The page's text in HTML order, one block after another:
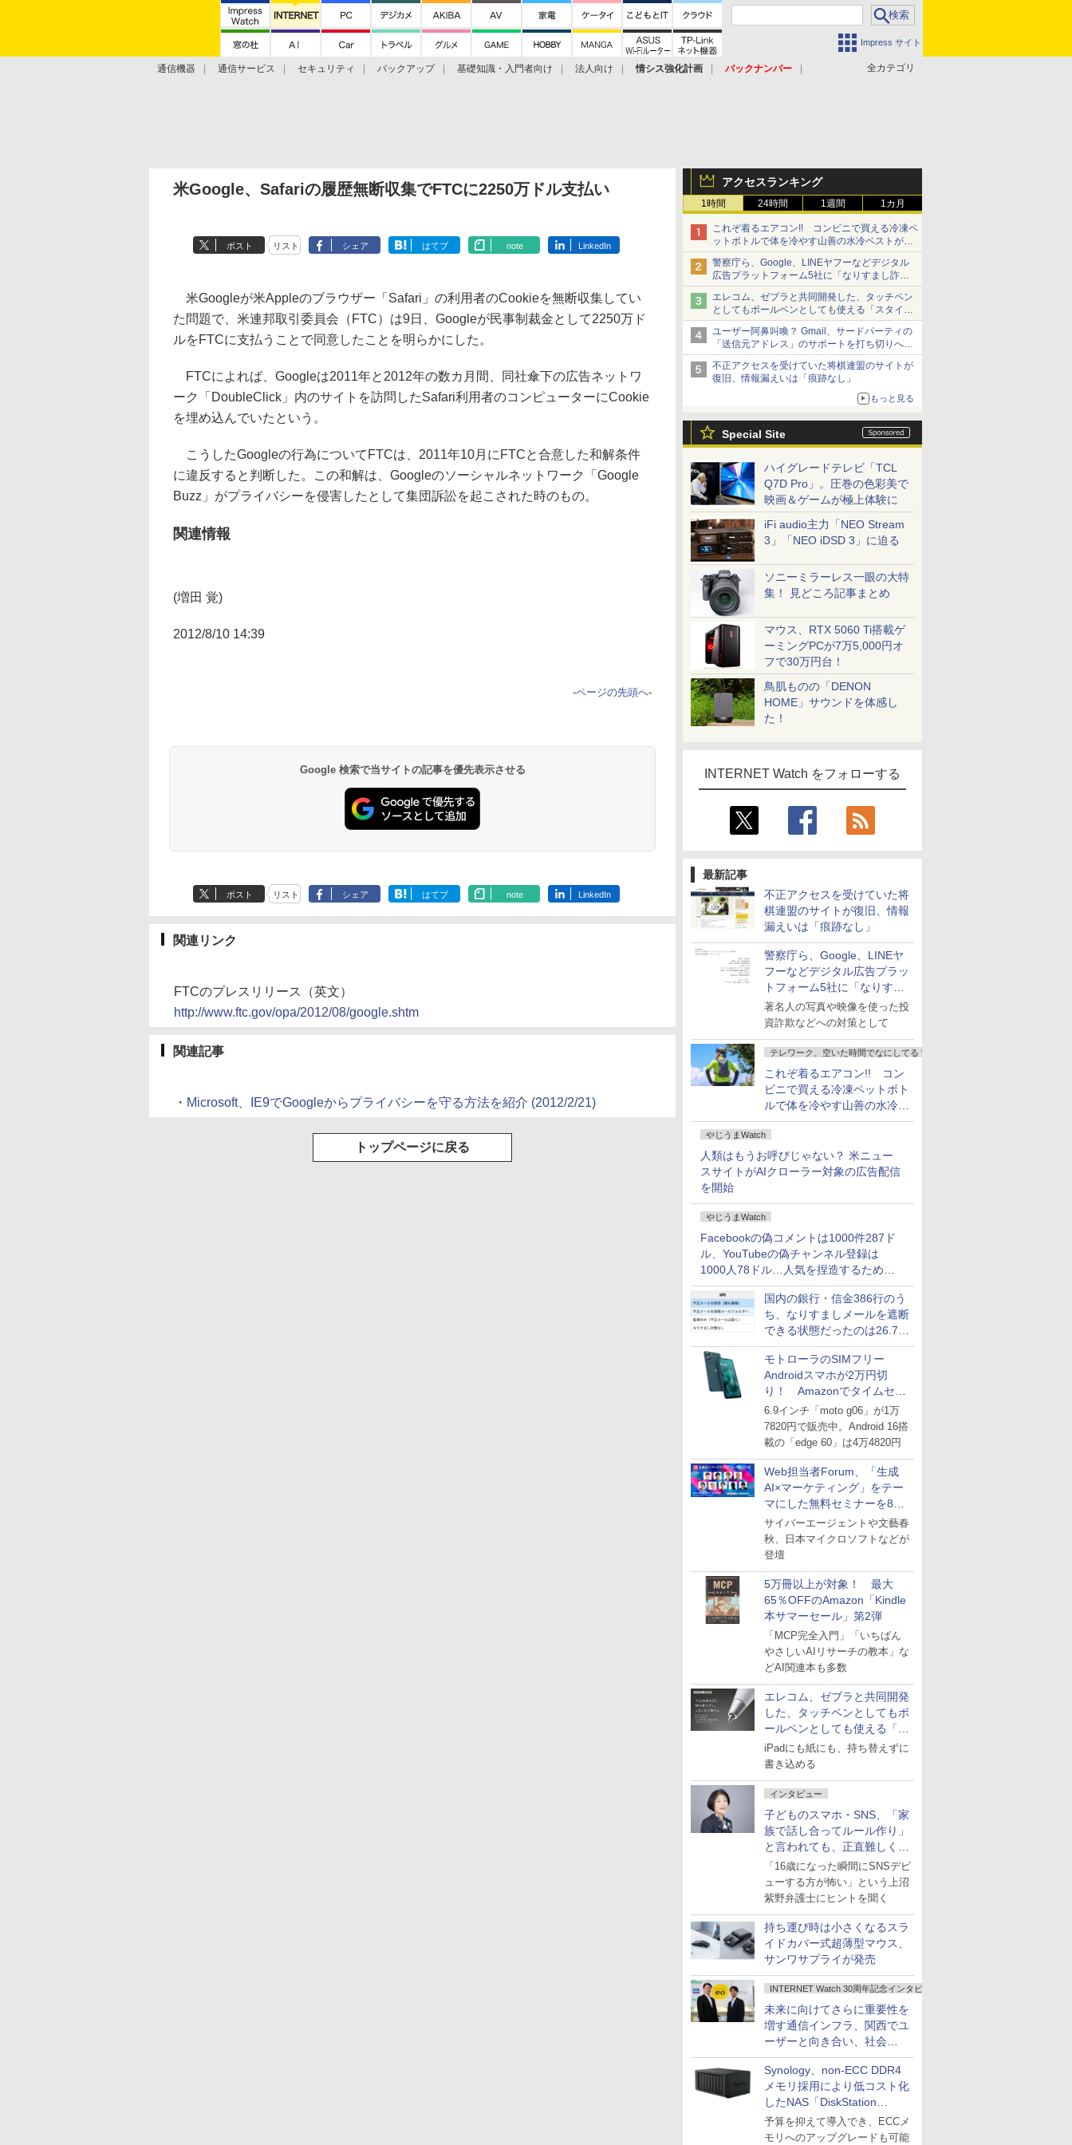
Impress サイト
全カテゴリ
通信機器 通信サービス セキュリティ バックアップ 基礎知識・入門者向け 法人向け 情シス強化計画
バックナンバー
アクセスランキング
1時間 24時間 1週間 1カ月
これぞ着るエアコン!! コンビニで買える冷凍ペ
ットボトルで体を冷やす山善の水冷ベストがロ
ードバイクにちょうどいい【ぼっち・ざ・ろー
ど！その14】【空いた時間でなにしてる？】
警察庁ら、Google、LINEヤフーなどデジタル
広告プラットフォーム5社に「なりすまし詐欺
広告」対策強化を要請 著名人の写真や映像を
使った投資詐欺などへの対策として
エレコム、ゼブラと共同開発した、タッチペン
としてもボールペンとしても使える「スタイラ
スツーウェイ」発売 iPadにも紙にも、持ち替
えずに書き込める
ユーザー阿鼻叫喚？ Gmail、サードパーティの
「送信元アドレス」のサポートを打ち切りへ
【やじうまWatch】
不正アクセスを受けていた将棋連盟のサイトが
復旧、情報漏えいは「痕跡なし」
もっと見る
Special Site
ハイグレードテレビ「TCL
Q7D Pro」。圧巻の色彩美で
映画＆ゲームが極上体験に
iFi audio主力「NEO Stream
3」「NEO iDSD 3」に迫る
ソニーミラーレス一眼の大特
集！ 見どころ記事まとめ
マウス、RTX 5060 Ti搭載ゲ
ーミングPCが7万5,000円オ
フで30万円台！
鳥肌ものの「DENON
HOME」サウンドを体感し
た！
INTERNET Watch をフォローする
最新記事
不正アクセスを受けていた将
棋連盟のサイトが復旧、情報
漏えいは「痕跡なし」
警察庁ら、Google、LINEヤ
フーなどデジタル広告プラッ
トフォーム5社に「なりすま
し詐欺広告」対策強化を要請
著名人の写真や映像を使った投
資詐欺などへの対策として
テレワーク、空いた時間でなにしてる？
これぞ着るエアコン!! コン
ビニで買える冷凍ペットボト
ルで体を冷やす山善の水冷ベ
ストがロードバイクにちょう
どいい【ぼっち・ざ・ろー
ど！その14】
やじうまWatch
人類はもうお呼びじゃない？ 米ニュー
スサイトがAIクローラー対象の広告配信
を開始
やじうまWatch
Facebookの偽コメントは1000件287ド
ル、YouTubeの偽チャンネル登録は
1000人78ドル…人気を捏造するための
価格リストが公開中
国内の銀行・信金386行のう
ち、なりすましメールを遮断
できる状態だったのは26.7％
にとどまる～GMOブランド
セキュリティ調査
モトローラのSIMフリー
Androidスマホが2万円切
り！ Amazonでタイムセー
ル
6.9インチ「moto g06」が1万
7820円で販売中。Android 16搭
載の「edge 60」は4万4820円
Web担当者Forum、「生成
AI×マーケティング」をテー
マにした無料セミナーを8月
27日にオンライン開催
サイバーエージェントや文藝春
秋、日本マイクロソフトなどが
登壇
5万冊以上が対象！ 最大
65％OFFのAmazon「Kindle
本サマーセール」第2弾
「MCP完全入門」「いちばん
やさしいAIリサーチの教本」な
どAI関連本も多数
エレコム、ゼブラと共同開発
した、タッチペンとしてもボ
ールペンとしても使える「ス
タイラスツーウェイ」発売
iPadにも紙にも、持ち替えずに
書き込める
インタビュー
子どものスマホ・SNS、「家
族で話し合ってルール作り」
と言われても、正直難しくな
いですか？
「16歳になった瞬間にSNSデビ
ューする方が怖い」という上沼
紫野弁護士にヒントを聞く
持ち運び時は小さくなるスラ
イドカバー式超薄型マウス、
サンワサプライが発売
INTERNET Watch 30周年記念インタビュー
未来に向けてさらに重要性を
増す通信インフラ、関西でユ
ーザーと向き合い、社会
の“あたらしい”を起動し続け
る～オプテージ
Synology、non-ECC DDR4
メモリ採用により低コスト化
したNAS「DiskStation
neo+」シリーズ
予算を抑えて導入でき、ECCメ
モリへのアップグレードも可能
米Google、Safariの履歴無断収集でFTCに2250万ドル支払い
ポスト リスト シェア はてブ note LinkedIn
米Googleが米Appleのブラウザー「Safari」の利用者のCookieを無断収集してい
た問題で、米連邦取引委員会（FTC）は9日、Googleが民事制裁金として2250万ド
ルをFTCに支払うことで同意したことを明らかにした。
FTCによれば、Googleは2011年と2012年の数カ月間、同社傘下の広告ネットワ
ーク「DoubleClick」内のサイトを訪問したSafari利用者のコンピューターにCookie
を埋め込んでいたという。
こうしたGoogleの行為についてFTCは、2011年10月にFTCと合意した和解条件
に違反すると判断した。この和解は、Googleのソーシャルネットワーク「Google
Buzz」がプライバシーを侵害したとして集団訴訟を起こされた時のもの。
関連情報
(増田 覚)
2012/8/10 14:39
-ページの先頭へ-
Google 検索で当サイトの記事を優先表示させる
ポスト リスト シェア はてブ note LinkedIn
関連リンク
FTCのプレスリリース（英文）
http://www.ftc.gov/opa/2012/08/google.shtm
関連記事
・ Microsoft、IE9でGoogleからプライバシーを守る方法を紹介 (2012/2/21)
トップページに戻る